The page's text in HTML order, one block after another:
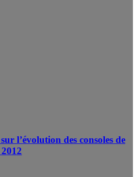
l’évolution des consoles de